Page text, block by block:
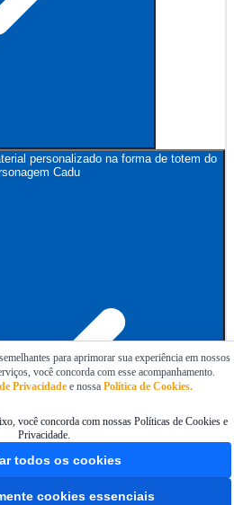
personalizado na forma de totem do
Cadu
para aprimorar sua experiência em nossos
você concorda com esse acompanhamento.
Privacidade e nossa Política de Cookies.
você concorda com nossas Políticas de Cookies e
Privacidade.
todos os cookies
cookies essenciais